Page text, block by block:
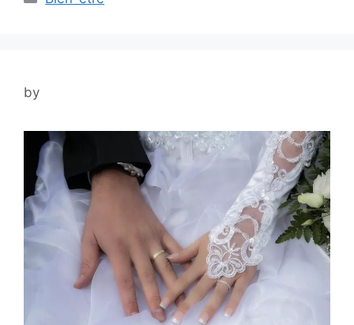
by